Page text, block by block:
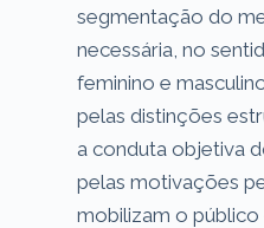
segmentação do
necessária, no
feminino e
pelas distinções
a conduta objetiva
pelas motivações
mobilizam o público